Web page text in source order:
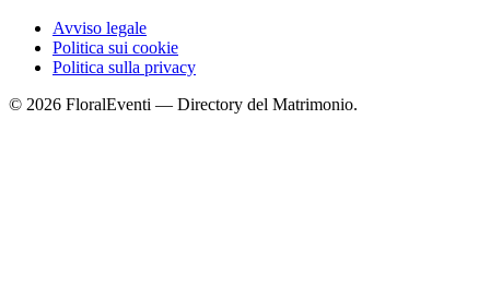
Avviso legale
Politica sui cookie
Politica sulla privacy
© 2026 FloralEventi — Directory del Matrimonio.